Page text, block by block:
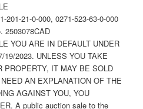
201-21-0-000, 0271-523-63-0-000
2503078CAD
YOU ARE IN DEFAULT UNDER
19/2023. UNLESS YOU TAKE
PROPERTY, IT MAY BE SOLD
AN EXPLANATION OF THE
AGAINST YOU, YOU
A public auction sale to the